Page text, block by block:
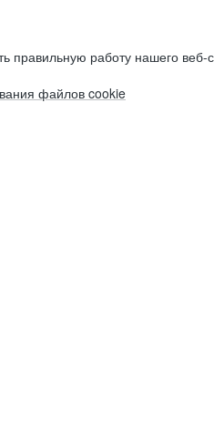
работу нашего веб-
файлов cookie